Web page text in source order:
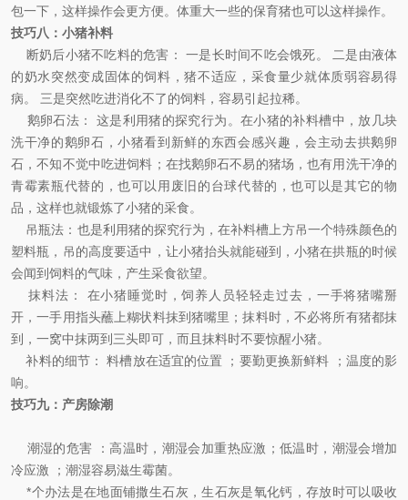
包一下，这样操作会更方便。体重大一些的保育猪也可以这样操作。
技巧八 ： 小猪补料
断奶后小猪不吃料的危害： 一是长时间不吃会饿死。 二是由液体
的奶水突然变成固体的饲料，猪不适应，采食量少就体质弱容易得
病。 三是突然吃进消化不了的饲料，容易引起拉稀。
鹅卵石法： 这是利用猪的探究行为。在小猪的补料槽中，放几块
洗干净的鹅卵石，小猪看到新鲜的东西会感兴趣，会主动去拱鹅卵
石，不知不觉中吃进饲料；在找鹅卵石不易的猪场，也有用洗干净的
青霉素瓶代替的，也可以用废旧的台球代替的，也可以是其它的物
品，这样也就锻炼了小猪的采食。
吊瓶法：也是利用猪的探究行为，在补料槽上方吊一个特殊颜色的
塑料瓶，吊的高度要适中，让小猪抬头就能碰到，小猪在拱瓶的时候
会闻到饲料的气味，产生采食欲望。
抹料法： 在小猪睡觉时，饲养人员轻轻走过去，一手将猪嘴掰
开，一手用指头蘸上糊状料抹到猪嘴里；抹料时，不必将所有猪都抹
到，一窝中抹两到三头即可，而且抹料时不要惊醒小猪。
补料的细节： 料槽放在适宜的位置 ；要勤更换新鲜料 ；温度的影
响。
技巧九： 产房除潮
潮湿的危害 ：高温时，潮湿会加重热应激；低温时，潮湿会增加
冷应激 ；潮湿容易滋生霉菌。
*个办法是在地面铺撒生石灰，生石灰是氧化钙，存放时可以吸收